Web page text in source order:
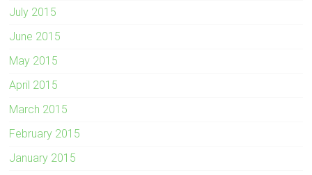
July 2015
June 2015
May 2015
April 2015
March 2015
February 2015
January 2015